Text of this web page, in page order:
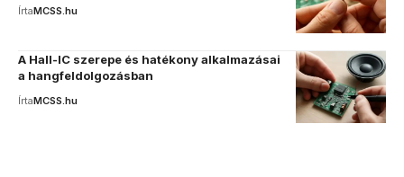
ÍrtaMCSS.hu
A Hall-IC szerepe és hatékony alkalmazásai
a hangfeldolgozásban
ÍrtaMCSS.hu